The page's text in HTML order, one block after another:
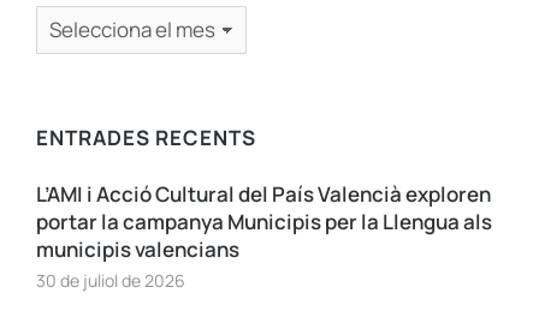
ENTRADES RECENTS
L’AMI i Acció Cultural del País Valencià exploren
portar la campanya Municipis per la Llengua als
municipis valencians
30 de juliol de 2026